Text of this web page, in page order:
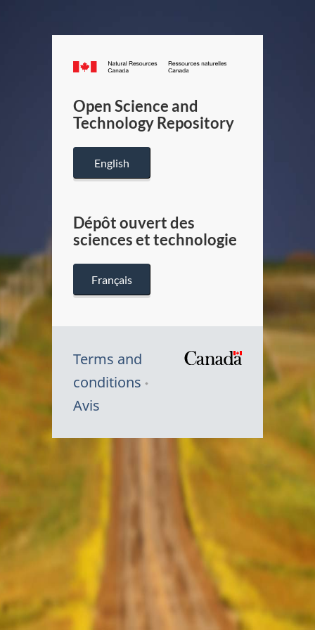
Canada.ca
/
Canada
Open Science and
Technology Repository
English
Dépôt ouvert des
sciences et technologie
Français
Terms and
conditions
Avis
Symbole
Canada